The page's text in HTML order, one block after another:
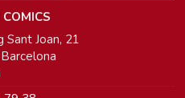
Sant Joan, 21